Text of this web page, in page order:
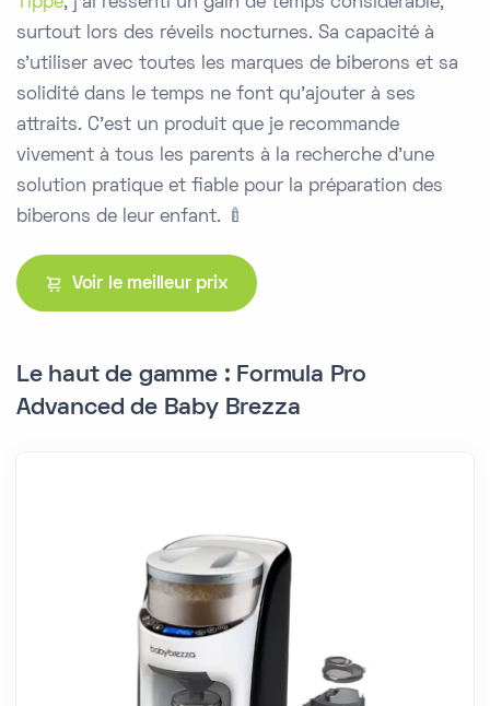
Tippe, j'ai ressenti un gain de temps considérable,
surtout lors des réveils nocturnes. Sa capacité à
s'utiliser avec toutes les marques de biberons et sa
solidité dans le temps ne font qu'ajouter à ses
attraits. C'est un produit que je recommande
vivement à tous les parents à la recherche d'une
solution pratique et fiable pour la préparation des
biberons de leur enfant. 🍼
Voir le meilleur prix
Le haut de gamme : Formula Pro
Advanced de Baby Brezza